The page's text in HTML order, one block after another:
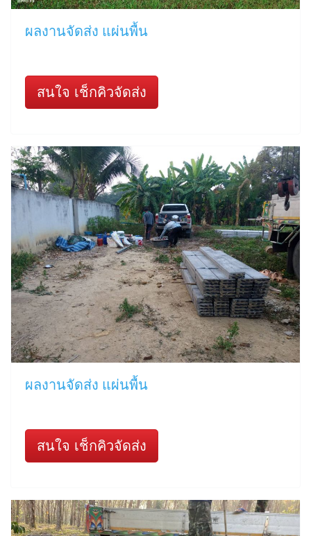
ผลงานจัดส่ง แผ่นพื้น
สนใจ เช็กคิวจัดส่ง
ผลงานจัดส่ง แผ่นพื้น
สนใจ เช็กคิวจัดส่ง